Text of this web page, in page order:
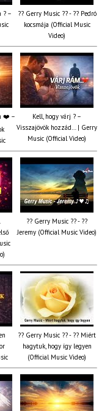
? –
?? Gerry Music ?? - ?? Pedró
kocsmája (Official Music
Video)
❤️ –
Kell, hogy várj ? –
Visszajövök hozzád… | Gerry
Music (Official Video)
?? Gerry Music ?? - ??
Jeremy (Official Music Video)
?? Gerry Music ?? - ?? Miért
hagytuk, hogy így legyen
(Official Music Video)